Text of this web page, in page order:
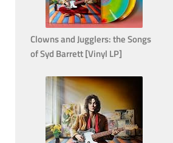
Clowns and Jugglers: the Songs
of Syd Barrett [Vinyl LP]